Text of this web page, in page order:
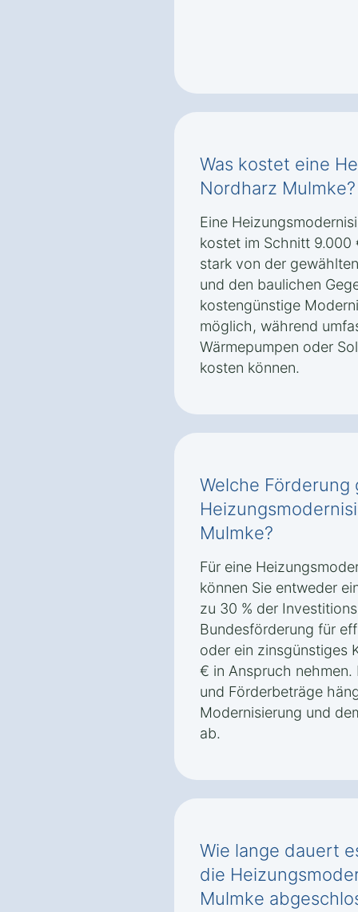
Was kostet eine
Nordharz Mulmke?
Eine
kostet im Schnitt 9.000
stark von der
und den baulichen
kostengünstige
möglich, während
Wärmepumpen oder
kosten können.
Welche
Mulmke?
Für eine
können Sie entweder
zu 30 % der
Bundesförderung für
oder ein zinsgünstiges
€ in Anspruch nehmen.
und Förderbeträge
Modernisierung und
ab.
Wie lange dauert
die
Mulmke